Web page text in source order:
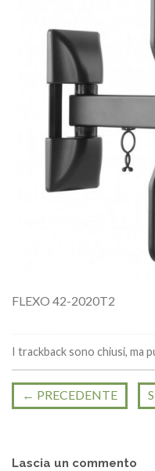
FLEXO 42-2020T2
I trackback sono chiusi, ma
← PRECEDENTE
Lascia un commento